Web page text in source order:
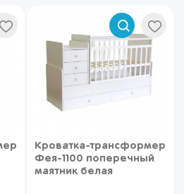
Кроватка-трансформер
Фея-1100 поперечный
маятник белая